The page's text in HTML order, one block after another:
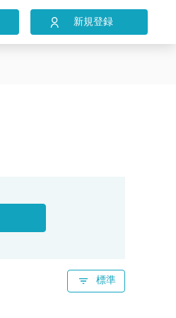
新規登録
標準